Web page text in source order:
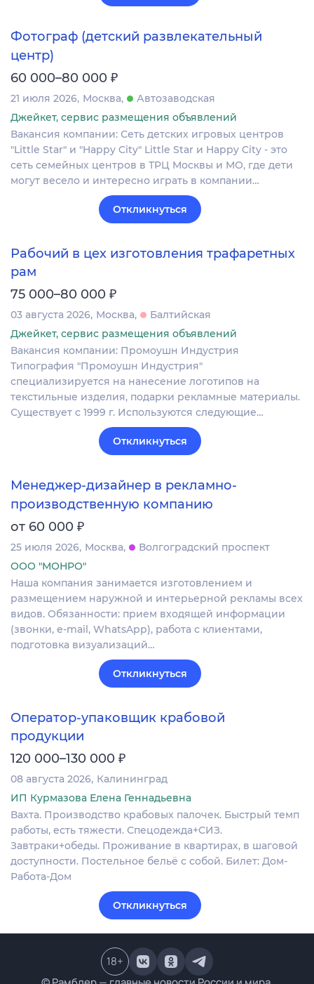
Фотограф (детский развлекательный
центр)
60 000–80 000 ₽
21 июля 2026 Москва
Автозаводская
Джейкет, сервис размещения объявлений
Вакансия компании: Сеть детских игровых центров
"Little Star" и "Happy City" Little Star и Happy City - это
сеть семейных центров в ТРЦ Москвы и МО, где дети
могут весело и интересно играть в компании…
Откликнуться
Рабочий в цех изготовления трафаретных
рам
75 000–80 000 ₽
03 августа 2026 Москва
Балтийская
Джейкет, сервис размещения объявлений
Вакансия компании: Промоушн Индустрия
Типография "Промоушн Индустрия"
специализируется на нанесение логотипов на
текстильные изделия, подарки рекламные материалы.
Существует с 1999 г. Используются следующие…
Откликнуться
Менеджер-дизайнер в рекламно-
производственную компанию
от 60 000 ₽
25 июля 2026 Москва
Волгоградский проспект
ООО "МОНРО"
Наша компания занимается изготовлением и
размещением наружной и интерьерной рекламы всех
видов. Обязанности: прием входящей информации
(звонки, e-mail, WhatsApp), работа с клиентами,
подготовка визуализаций…
Откликнуться
Оператор-упаковщик крабовой
продукции
120 000–130 000 ₽
08 августа 2026 Калининград
ИП Курмазова Елена Геннадьевна
Вахта. Производство крабовых палочек. Быстрый темп
работы, есть тяжести. Спецодежда+СИЗ.
Завтраки+обеды. Проживание в квартирах, в шаговой
доступности. Постельное бельё с собой. Билет: Дом-
Работа-Дом
Откликнуться
18+